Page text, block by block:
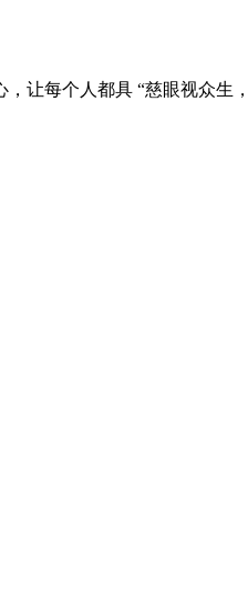
让每个人都具 “慈眼视众生